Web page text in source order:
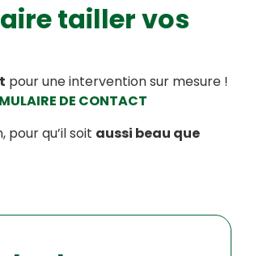
tailler vos
pour une intervention sur mesure !
DE CONTACT
qu’il soit aussi beau que